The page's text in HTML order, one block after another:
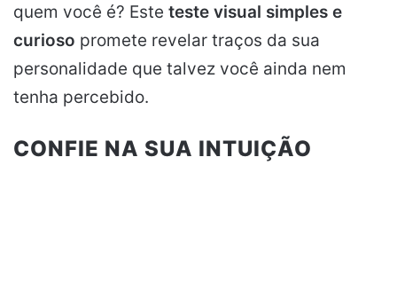
quem você é? Este teste visual simples e
curioso promete revelar traços da sua
personalidade que talvez você ainda nem
tenha percebido.
CONFIE NA SUA INTUIÇÃO